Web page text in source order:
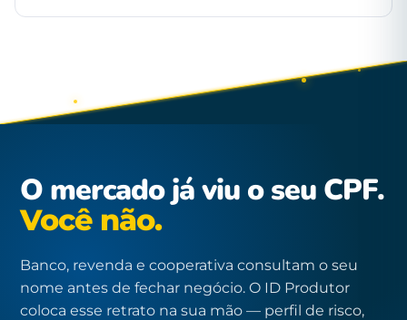
O mercado já viu o seu CPF.
Você não.
Banco, revenda e cooperativa consultam o seu
nome antes de fechar negócio. O ID Produtor
coloca esse retrato na sua mão — perfil de risco,